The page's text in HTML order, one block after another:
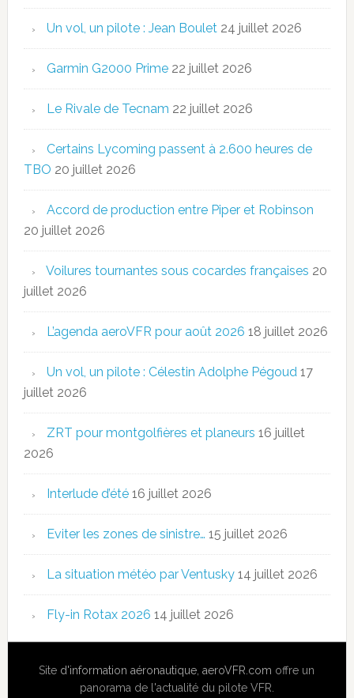
Un vol, un pilote : Jean Boulet 24 juillet 2026
Garmin G2000 Prime 22 juillet 2026
Le Rivale de Tecnam 22 juillet 2026
Certains Lycoming passent à 2.600 heures de
TBO 20 juillet 2026
Accord de production entre Piper et Robinson
20 juillet 2026
Voilures tournantes sous cocardes françaises 20
juillet 2026
L’agenda aeroVFR pour août 2026 18 juillet 2026
Un vol, un pilote : Célestin Adolphe Pégoud 17
juillet 2026
ZRT pour montgolfières et planeurs 16 juillet
2026
Interlude d’été 16 juillet 2026
Eviter les zones de sinistre… 15 juillet 2026
La situation météo par Ventusky 14 juillet 2026
Fly-in Rotax 2026 14 juillet 2026
Site d'information aéronautique,aeroVFR.com offre un
panorama de l'actualité du pilote VFR.